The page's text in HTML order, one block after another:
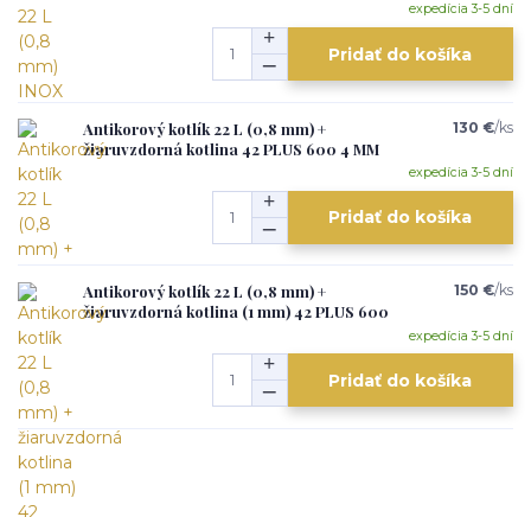
expedícia 3-5 dní
Pridať do košíka
Antikorový kotlík 22 L (0,8 mm) +
žiaruvzdorná kotlina 42 PLUS 600 4 MM
130 €/ks
expedícia 3-5 dní
Pridať do košíka
Antikorový kotlík 22 L (0,8 mm) +
žiaruvzdorná kotlina (1 mm) 42 PLUS 600
150 €/ks
expedícia 3-5 dní
Pridať do košíka